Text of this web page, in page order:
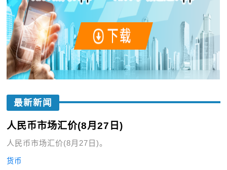
最新新闻
人民币市场汇价(8月27日)
人民币市场汇价(8月27日)。
货币